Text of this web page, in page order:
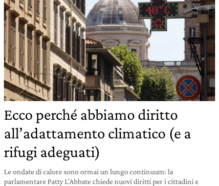
Ecco perché abbiamo diritto
all’adattamento climatico (e a
rifugi adeguati)
Le ondate di calore sono ormai un lungo continuum: la
parlamentare Patty L’Abbate chiede nuovi diritti per i cittadini e